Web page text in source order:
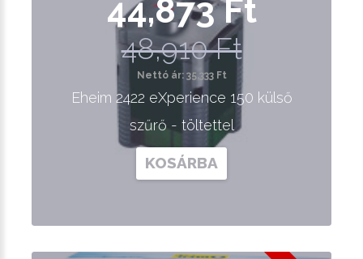
44,873 Ft
48,910 Ft
Nettó ár: 35,333 Ft
Eheim 2422 eXperience 150 külső
szűrő - töltettel
KOSÁRBA